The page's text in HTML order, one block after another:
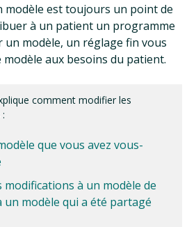
modèle est toujours un point de
à un patient un programme
un modèle, un réglage fin vous
aux besoins du patient.
comment modifier les
que vous avez vous-
à un modèle de
un modèle qui a été partagé